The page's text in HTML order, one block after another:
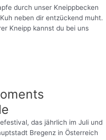
durch unser Kneippbecken
neben dir entzückend muht.
Kneipp kannst du bei uns
das jährlich im Juli und
Bregenz in Österreich